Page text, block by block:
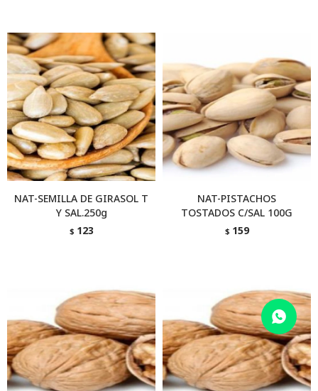
NAT-SEMILLA DE GIRASOL T
Y SAL.250g
$ 123
NAT-PISTACHOS
TOSTADOS C/SAL 100G
$ 159